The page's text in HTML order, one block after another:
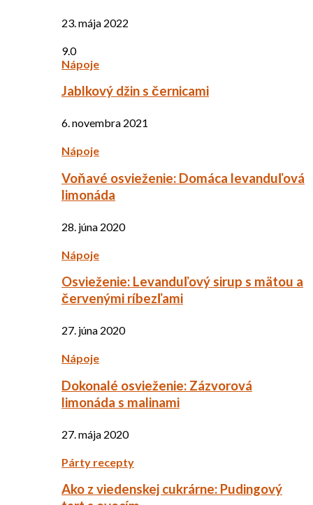
23. mája 2022
9.0
Nápoje
Jablkový džin s černicami
6. novembra 2021
Nápoje
Voňavé osvieženie: Domáca levanduľová
limonáda
28. júna 2020
Nápoje
Osvieženie: Levanduľový sirup s mätou a
červenými ríbezľami
27. júna 2020
Nápoje
Dokonalé osvieženie: Zázvorová
limonáda s malinami
27. mája 2020
Párty recepty
Ako z viedenskej cukrárne: Pudingový